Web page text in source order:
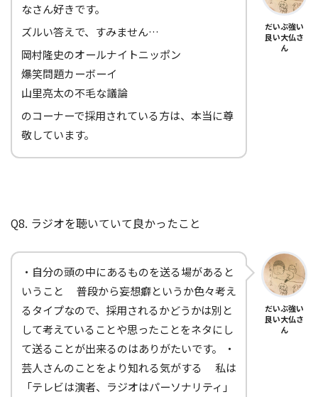
なさん好きです。
ズルい答えで、すみません…
岡村隆史のオールナイトニッポン
爆笑問題カーボーイ
山里亮太の不毛な議論
のコーナーで採用されている方は、本当に尊
敬しています。
だいぶ強い
良い大仏さ
ん
Q8. ラジオを聴いていて良かったこと
・自分の頭の中にあるものを送る場があると
いうこと 普段から妄想癖というか色々考え
るタイプなので、採用されるかどうかは別と
して考えていることや思ったことをネタにし
て送ることが出来るのはありがたいです。 ・
芸人さんのことをより知れる気がする 私は
「テレビは演者、ラジオはパーソナリティ」
だいぶ強い
良い大仏さ
ん